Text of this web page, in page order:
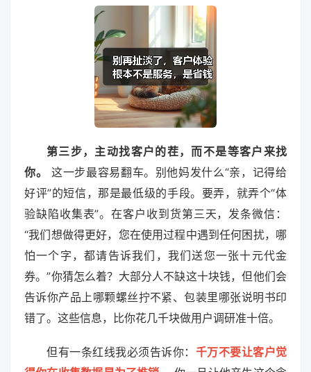
第三步，主动找客户的茬，而不是等客户来找
你。
这一步最容易翻车。别他妈发什么“亲，记得给
好评”的短信，那是最低级的手段。要弄，就弄个“体
验缺陷收集表”。在客户收到货第三天，发条微信：
“我们想做得更好，您在使用过程中遇到任何困扰，哪
怕一个字，都请告诉我们，我们送您一张十元代金
券。”你猜怎么着？大部分人不缺这十块钱，但他们会
告诉你产品上哪颗螺丝拧不紧、包装里哪张说明书印
错了。这些信息，比你花几千块做用户调研准十倍。
但有一条红线我必须告诉你： 千万不要让客户觉